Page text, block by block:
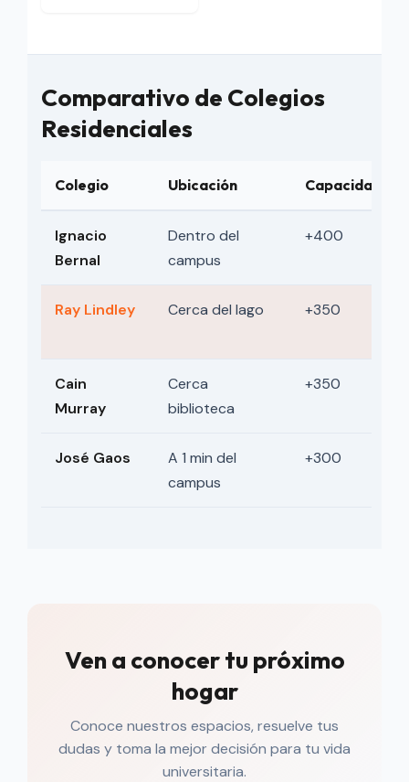
Comparativo de Colegios
Residenciales
Colegio Ubicación Capacidad
Ignacio
Bernal
Dentro del
campus
+400
Ray Lindley Cerca del lago +350
Cain
Murray
Cerca
biblioteca
+350
José Gaos
A 1 min del
campus
+300
Ven a conocer tu próximo
hogar
Conoce nuestros espacios, resuelve tus
dudas y toma la mejor decisión para tu vida
universitaria.